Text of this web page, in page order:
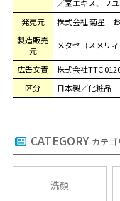
／茎エキス、フ
発売元
株式会社 菊星
製造販売
元
メタセコスメリ
広告文責
株式会社TTC
区分
日本製／化粧品
CATEGORY カテゴ
洗顔